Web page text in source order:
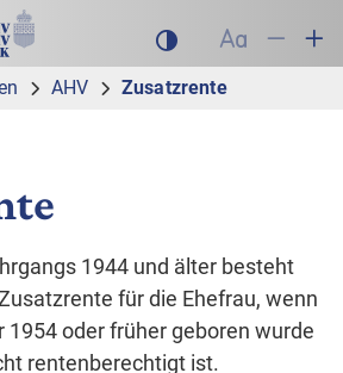
Dunklen Modus
Schrift auf
Schrift
AHV Zusatzrente
1944 und älter besteht
für die Ehefrau, wenn
1954 oder früher geboren wurde
rentenberechtigt ist.